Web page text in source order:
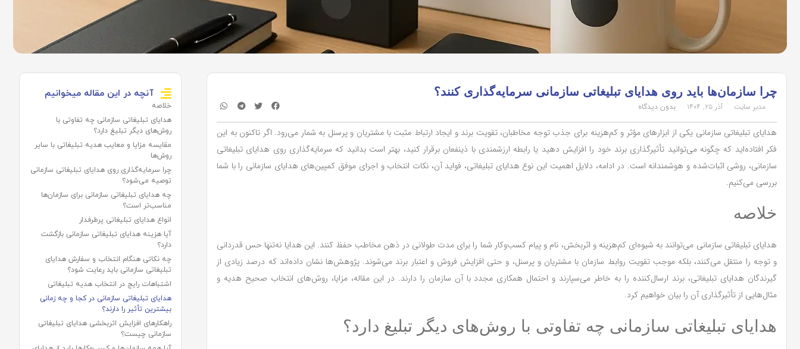
چرا سازمان‌ها باید روی هدایای تبلیغاتی سازمانی سرمایه‌گذاری کنند؟
مدیر سایت آذر ۲۵, ۱۴۰۴ بدون دیدگاه
هدایای تبلیغاتی سازمانی یکی از ابزارهای مؤثر و کم‌هزینه برای جذب توجه مخاطبان، تقویت برند و ایجاد ارتباط مثبت با مشتریان و پرسنل به شمار می‌رود. اگر تاکنون به این
فکر افتاده‌اید که چگونه می‌توانید تأثیرگذاری برند خود را افزایش دهید یا رابطه ارزشمندی با ذینفعان برقرار کنید، بهتر است بدانید که سرمایه‌گذاری روی هدایای تبلیغاتی
سازمانی، روشی اثبات‌شده و هوشمندانه است. در ادامه، دلایل اهمیت این نوع هدایای تبلیغاتی، فواید آن، نکات انتخاب و اجرای موفق کمپین‌های هدایای سازمانی را با شما
بررسی می‌کنیم.
خلاصه
هدایای تبلیغاتی سازمانی می‌توانند به شیوه‌ای کم‌هزینه و اثربخش، نام و پیام کسب‌وکار شما را برای مدت طولانی در ذهن مخاطب حفظ کنند. این هدایا نه‌تنها حس قدردانی
و توجه را منتقل می‌کنند، بلکه موجب تقویت روابط سازمان با مشتریان و پرسنل، و حتی افزایش فروش و اعتبار برند می‌شوند. پژوهش‌ها نشان داده‌اند که درصد زیادی از
گیرندگان هدایای تبلیغاتی، برند ارسال‌کننده را به خاطر می‌سپارند و احتمال همکاری مجدد با آن سازمان را دارند. در این مقاله، مزایا، روش‌های انتخاب صحیح هدیه و
مثال‌هایی از تأثیرگذاری آن را بیان خواهیم کرد.
هدایای تبلیغاتی سازمانی چه تفاوتی با روش‌های دیگر تبلیغ دارد؟
آنچه در این مقاله میخوانیم
خلاصه
هدایای تبلیغاتی سازمانی چه تفاوتی با
روش‌های دیگر تبلیغ دارد؟
مقایسه مزایا و معایب هدیه تبلیغاتی با سایر
روش‌ها
چرا سرمایه‌گذاری روی هدایای تبلیغاتی سازمانی
توصیه می‌شود؟
چه هدایای تبلیغاتی سازمانی برای سازمان‌ها
مناسب‌تر است؟
انواع هدایای تبلیغاتی پرطرفدار
آیا هزینه هدایای تبلیغاتی سازمانی بازگشت
دارد؟
چه نکاتی هنگام انتخاب و سفارش هدایای
تبلیغاتی سازمانی باید رعایت شود؟
اشتباهات رایج در انتخاب هدیه تبلیغاتی
هدایای تبلیغاتی سازمانی در کجا و چه زمانی
بیشترین تأثیر را دارند؟
راهکارهای افزایش اثربخشی هدایای تبلیغاتی
سازمانی چیست؟